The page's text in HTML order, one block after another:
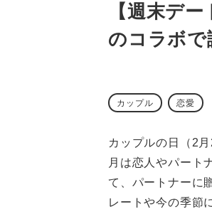
【週末デ
のコラボ
カップル 恋愛
カップルの日（2
月は恋人やパート
て、パートナーに
レートや今の季節